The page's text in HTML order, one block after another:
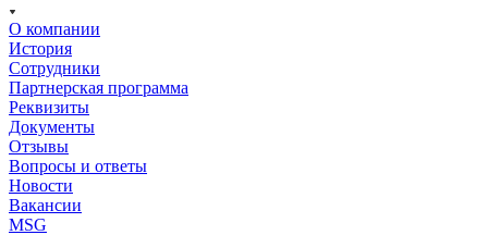
О компании
История
Сотрудники
Партнерская программа
Реквизиты
Документы
Отзывы
Вопросы и ответы
Новости
Вакансии
MSG